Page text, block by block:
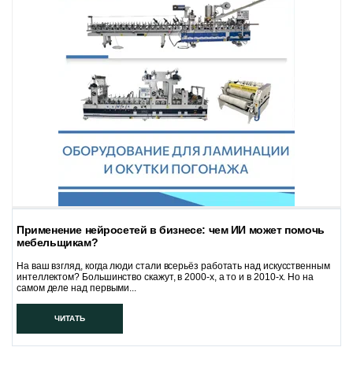
Применение нейросетей в бизнесе: чем ИИ может помочь
мебельщикам?
На ваш взгляд, когда люди стали всерьёз работать над искусственным
интеллектом? Большинство скажут, в 2000-х, а то и в 2010-х. Но на
самом деле над первыми...
ЧИТАТЬ